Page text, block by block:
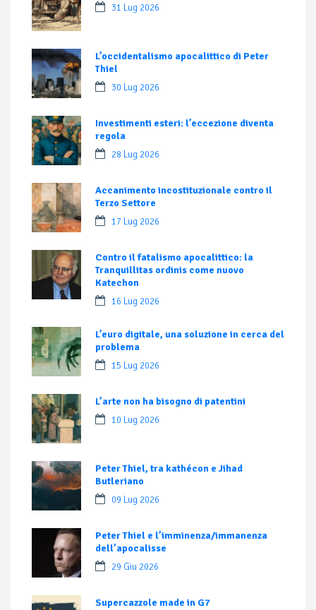
31 Lug 2026
L’occidentalismo apocalittico di Peter
Thiel
30 Lug 2026
Investimenti esteri: l’eccezione diventa
regola
28 Lug 2026
Accanimento incostituzionale contro il
Terzo Settore
17 Lug 2026
Contro il fatalismo apocalittico: la
Tranquillitas ordinis come nuovo
Katechon
16 Lug 2026
L’euro digitale, una soluzione in cerca del
problema
15 Lug 2026
L’arte non ha bisogno di patentini
10 Lug 2026
Peter Thiel, tra kathécon e Jihad
Butleriano
09 Lug 2026
Peter Thiel e l’imminenza/immanenza
dell’apocalisse
29 Giu 2026
Supercazzole made in G7